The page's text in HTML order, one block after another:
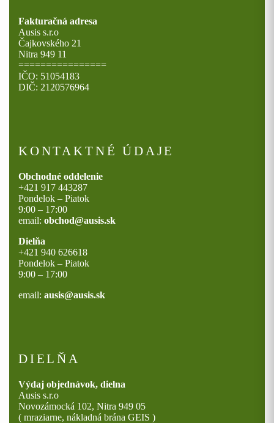
Fakturačná adresa
Ausis s.r.o
Čajkovského 21
Nitra 949 11
================
IČO: 51054183
DIČ: 2120576964
KONTAKTNÉ ÚDAJE
Obchodné oddelenie
+421 917 443287
Pondelok – Piatok
9:00 – 17:00
email: obchod@ausis.sk
Dielňa
+421 940 626618
Pondelok – Piatok
9:00 – 17:00
email: ausis@ausis.sk
DIELŇA
Výdaj objednávok, dielna
Ausis s.r.o
Novozámocká 102, Nitra 949 05
( mraziarne, nákladná brána GEIS )